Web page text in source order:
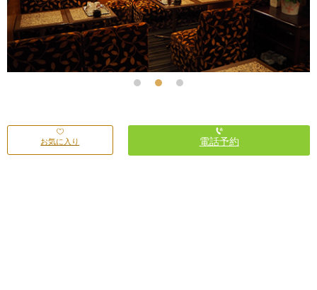
お気に入り 電話予約